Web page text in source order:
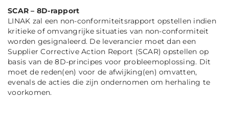
SCAR – 8D-rapport
LINAK zal een non-conformiteitsrapport opstellen indien
kritieke of omvangrijke situaties van non-conformiteit
worden gesignaleerd. De leverancier moet dan een
Supplier Corrective Action Report (SCAR) opstellen op
basis van de 8D-principes voor probleemoplossing. Dit
moet de reden(en) voor de afwijking(en) omvatten,
evenals de acties die zijn ondernomen om herhaling te
voorkomen.